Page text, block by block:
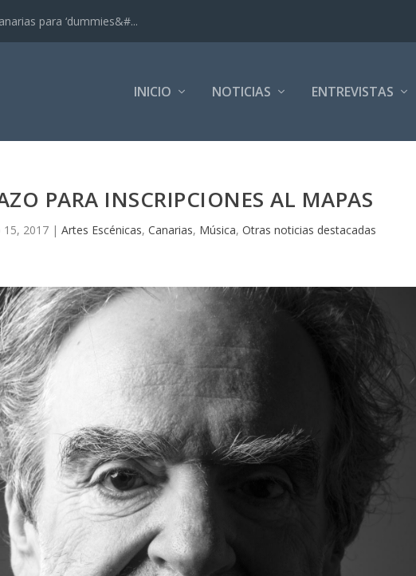
para ‘dummies&#...
INICIO NOTICIAS ENTREVISTAS
PARA INSCRIPCIONES AL MAPAS
15, 2017 |Artes Escénicas,Canarias, Música,Otras noticias destacadas